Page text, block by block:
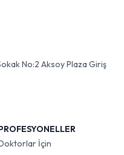
No:2 Aksoy Plaza Giriş
İçin